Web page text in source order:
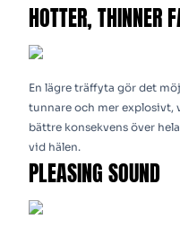
HOTTER, THINNER
En lägre träffyta gör det
tunnare och mer explosivt,
bättre konsekvens över
vid hälen.
PLEASING SOUND